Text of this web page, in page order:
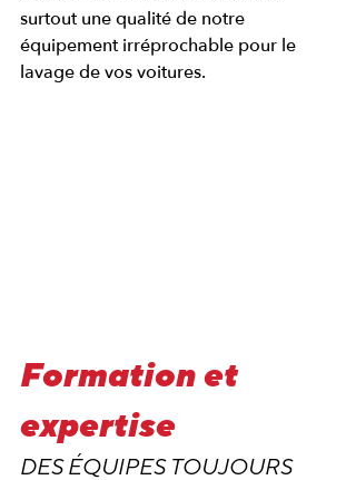
surtout une qualité de notre
équipement irréprochable pour le
lavage de vos voitures.
Formation et
expertise
DES ÉQUIPES TOUJOURS